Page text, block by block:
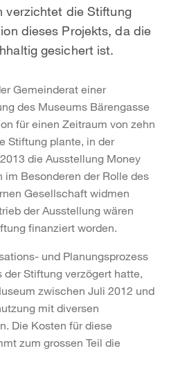
verzichtet die Stiftung
dieses Projekts, da die
gesichert ist.
Gemeinderat einer
des Museums Bärengasse
für einen Zeitraum von zehn
Stiftung plante, in der
die Ausstellung Money
im Besonderen der Rolle des
Gesellschaft widmen
der Ausstellung wären
finanziert worden.
und Planungsprozess
Stiftung verzögert hatte,
zwischen Juli 2012 und
mit diversen
Die Kosten für diese
zum grossen Teil die